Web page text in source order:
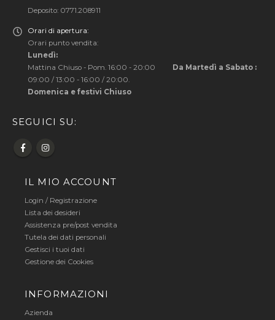
Deposito: 0771.208911
Orari di apertura:
Orari punto vendita:
Lunedì:
Mattina Chiuso - Pom. 16:00 - 20:00
Da Martedì a Sabato :
09:00 / 13:00 - 16:00 / 20:00.
Domenica e festivi Chiuso
SEGUICI SU:
IL MIO ACCOUNT
Login / Registrazione
Lista dei desideri
Assistenza pre/post vendita
Tutela dei dati personali
Gestisci i tuoi dati
Gestione dei Cookies
INFORMAZIONI
Azienda